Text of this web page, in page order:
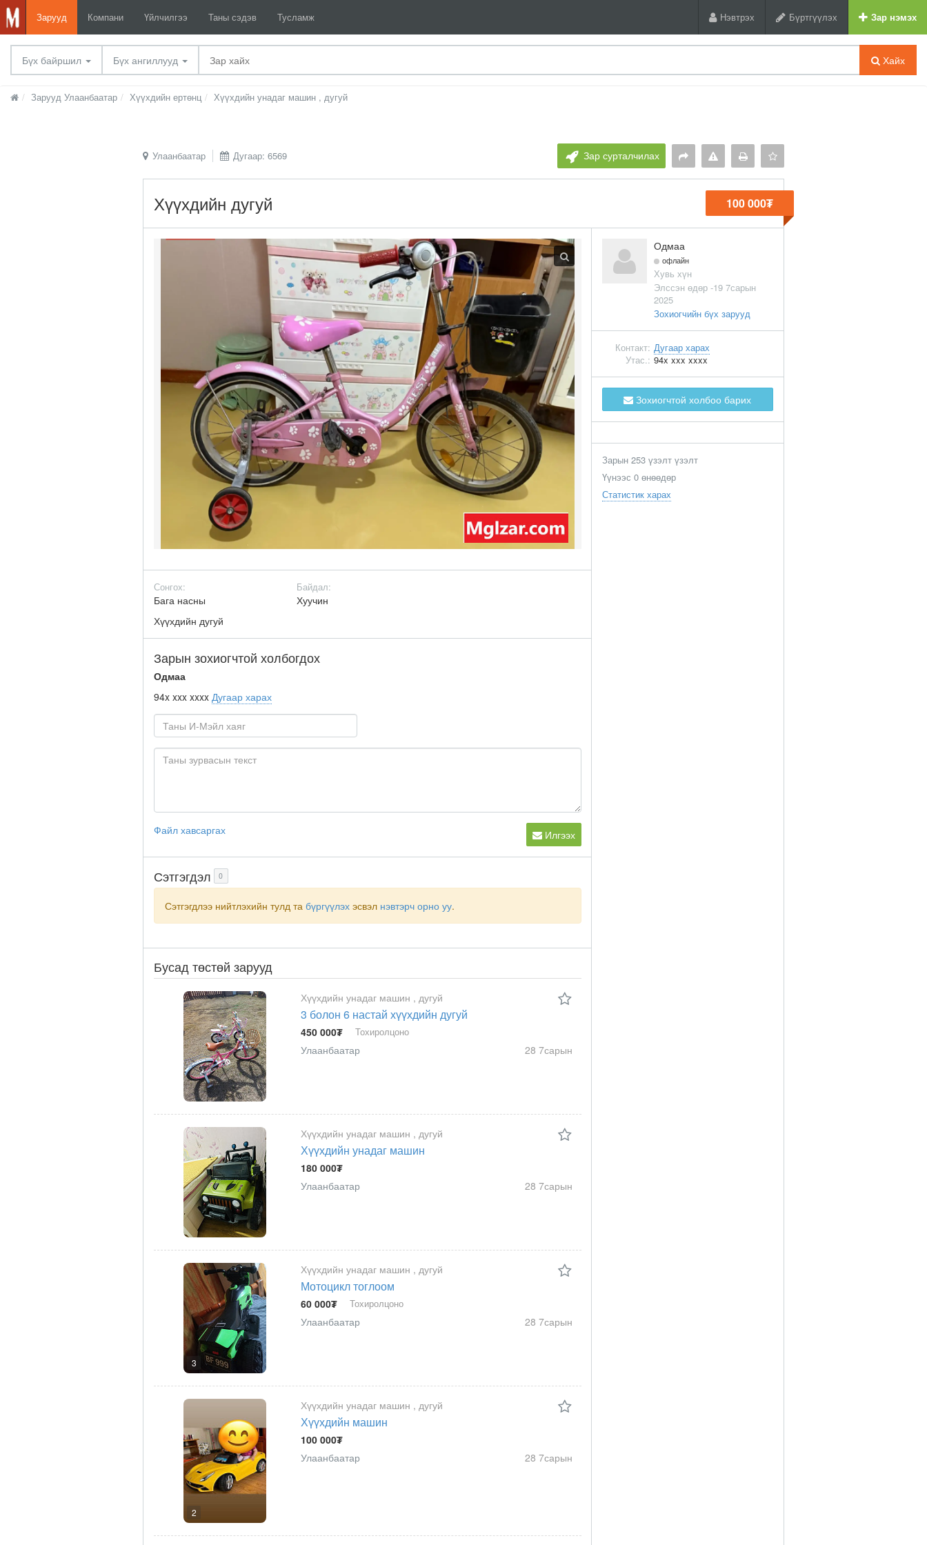
Зарууд Компани Үйлчилгээ Таны сэдэв Тусламж Нэвтрэх Бүртгүүлэх Зар нэмэх
Бүх байршил Бүх ангиллууд Хайх
Зарууд Улаанбаатар Хүүхдийн ертөнц Хүүхдийн унадаг машин , дугуй
Улаанбаатар Дугаар: 6569 Зар сурталчилах
Хүүхдийн дугуй 100 000₮
Сонгох:
Бага насны
Байдал:
Хуучин
Хүүхдийн дугуй
Зарын зохиогчтой холбогдох
Одмаа
94x xxx xxxx Дугаар харах
Файл хавсаргах Илгээх
Сэтгэгдэл 0
Сэтгэгдлээ нийтлэхийн тулд та бүргүүлэх эсвэл нэвтэрч орно уу.
Бусад төстөй зарууд
Хүүхдийн унадаг машин , дугуй
3 болон 6 настай хүүхдийн дугуй
450 000₮ Тохиролцоно
Улаанбаатар 28 7сарын
Хүүхдийн унадаг машин , дугуй
Хүүхдийн унадаг машин
180 000₮
Улаанбаатар
28 7сарын
3
Хүүхдийн унадаг машин , дугуй
Мотоцикл тоглоом
60 000₮ Тохиролцоно
Улаанбаатар 28 7сарын
2
Хүүхдийн унадаг машин , дугуй
Хүүхдийн машин
100 000₮
Улаанбаатар
28 7сарын
Одмаа
офлайн
Хувь хүн
Элссэн өдөр -19 7сарын
2025
Зохиогчийн бүх зарууд
Контакт: Дугаар харах
Утас.: 94x xxx xxxx
Зохиогчтой холбоо барих
Зарын 253 үзэлт үзэлт
Үүнээс 0 өнөөдөр
Статистик харах